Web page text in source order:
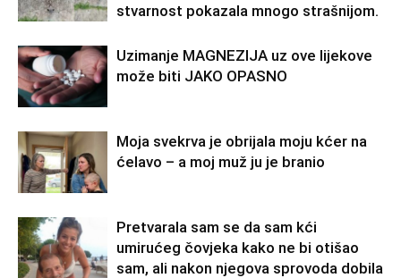
stvarnost pokazala mnogo strašnijom.
Uzimanje MAGNEZIJA uz ove lijekove
može biti JAKO OPASNO
Moja svekrva je obrijala moju kćer na
ćelavo – a moj muž ju je branio
Pretvarala sam se da sam kći
umirućeg čovjeka kako ne bi otišao
sam, ali nakon njegova sprovoda dobila